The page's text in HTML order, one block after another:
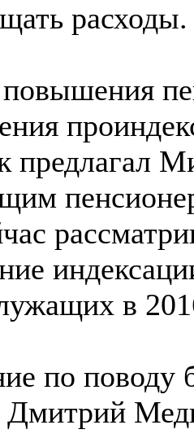
расходы.
предлагал
в
по поводу
Дмитрий